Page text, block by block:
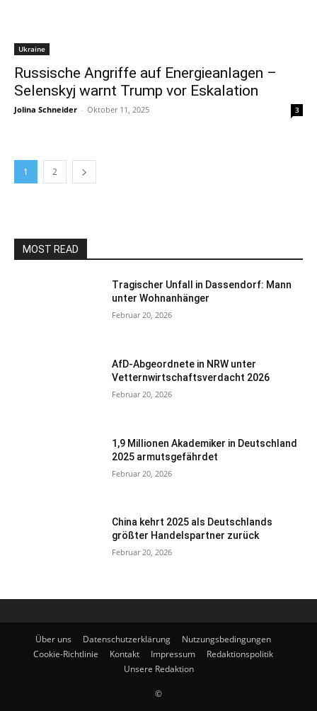
Ukraine
Russische Angriffe auf Energieanlagen –
Selenskyj warnt Trump vor Eskalation
Jolina Schneider - Oktober 11, 2025 3
1 2
MOST READ
Tragischer Unfall in Dassendorf: Mann
unter Wohnanhänger
Februar 20, 2026
AfD-Abgeordnete in NRW unter
Vetternwirtschaftsverdacht 2026
Februar 20, 2026
1,9 Millionen Akademiker in Deutschland
2025 armutsgefährdet
Februar 20, 2026
China kehrt 2025 als Deutschlands
größter Handelspartner zurück
Februar 20, 2026
Über uns Datenschutzerklärung
Nutzungsbedingungen
Cookie-Richtlinie
Kontakt Impressum
Redaktionspolitik
Unsere Redaktion
©